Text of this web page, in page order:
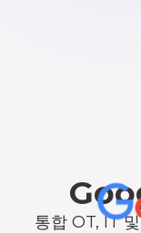
통합 OT, IT